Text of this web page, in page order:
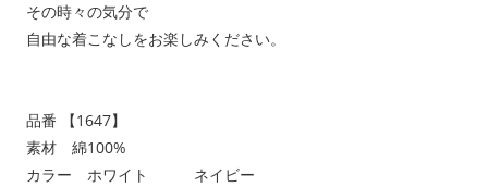
その時々の気分で
自由な着こなしをお楽しみください。
品番 【1647】
素材 綿100%
カラー ホワイト ネイビー